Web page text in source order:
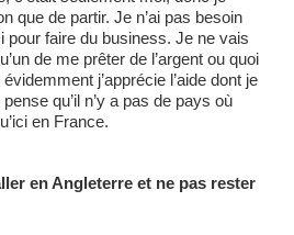
que de partir. Je n’ai pas besoin
pour faire du business. Je ne vais
de me prêter de l’argent ou quoi
j’apprécie l’aide dont je
qu’il n’y a pas de pays où
en France.